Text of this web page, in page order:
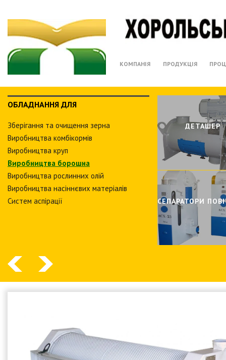
КОМПАНІЯ ПРОДУКЦІЯ
ОБЛАДНАННЯ ДЛЯ
Зберiгання та очищення зерна
Виробництва комбiкормiв
Виробництва круп
Виробництва борошна
Виробництва рослинних олiй
Виробництва насіннєвих матеріалів
Систем аспiрацiї
ДЕТАШЕР
СЕПАРАТОРИ